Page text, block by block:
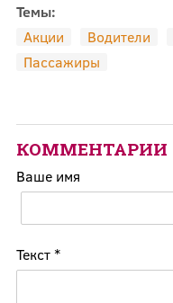
Темы:
Акции
Водители
Пассажиры
КОММЕНТАРИИ
Ваше имя
Текст *